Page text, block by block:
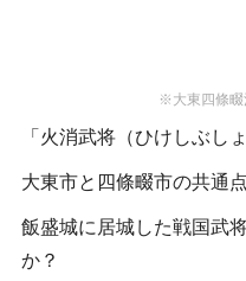
※大東四條畷
「火消武将（ひけしぶし
大東市と四條畷市の共通
飯盛城に居城した戦国武
か？